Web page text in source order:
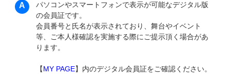
パソコンやスマートフォンで表示が可能なデジタル版
の会員証です。
会員番号と氏名が表示されており、舞台やイベント
等、ご本人様確認を実施する際にご提示頂く場合があ
ります。
【MY PAGE】内のデジタル会員証をご確認ください。